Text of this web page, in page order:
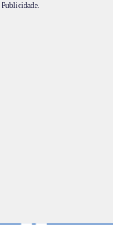
Publicidade.